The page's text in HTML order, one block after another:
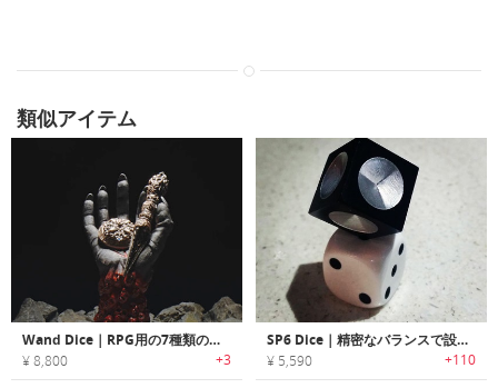
類似アイテム
Wand Dice｜RPG用の7種類の多面ダイスが一本に集結
¥ 8,800 +3
SP6 Dice｜精密なバランスで設計されたシャープエッジメタルダイス「SP6」
¥ 5,590 +110